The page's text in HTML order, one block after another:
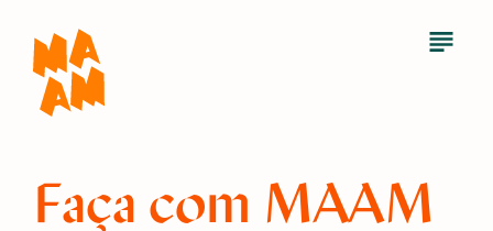
main
content
Open
Faça com MAAM